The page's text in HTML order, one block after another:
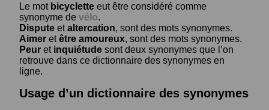
Le mot bicyclette eut être considéré comme
synonyme de vélo.
Dispute etaltercation, sont des mots synonymes.
Aimer etêtre amoureux, sont des mots synonymes.
Peur et inquiétude sont deux synonymes que l’on
retrouve dans ce dictionnaire des synonymes en
ligne.
Usage d’un dictionnaire des synonymes